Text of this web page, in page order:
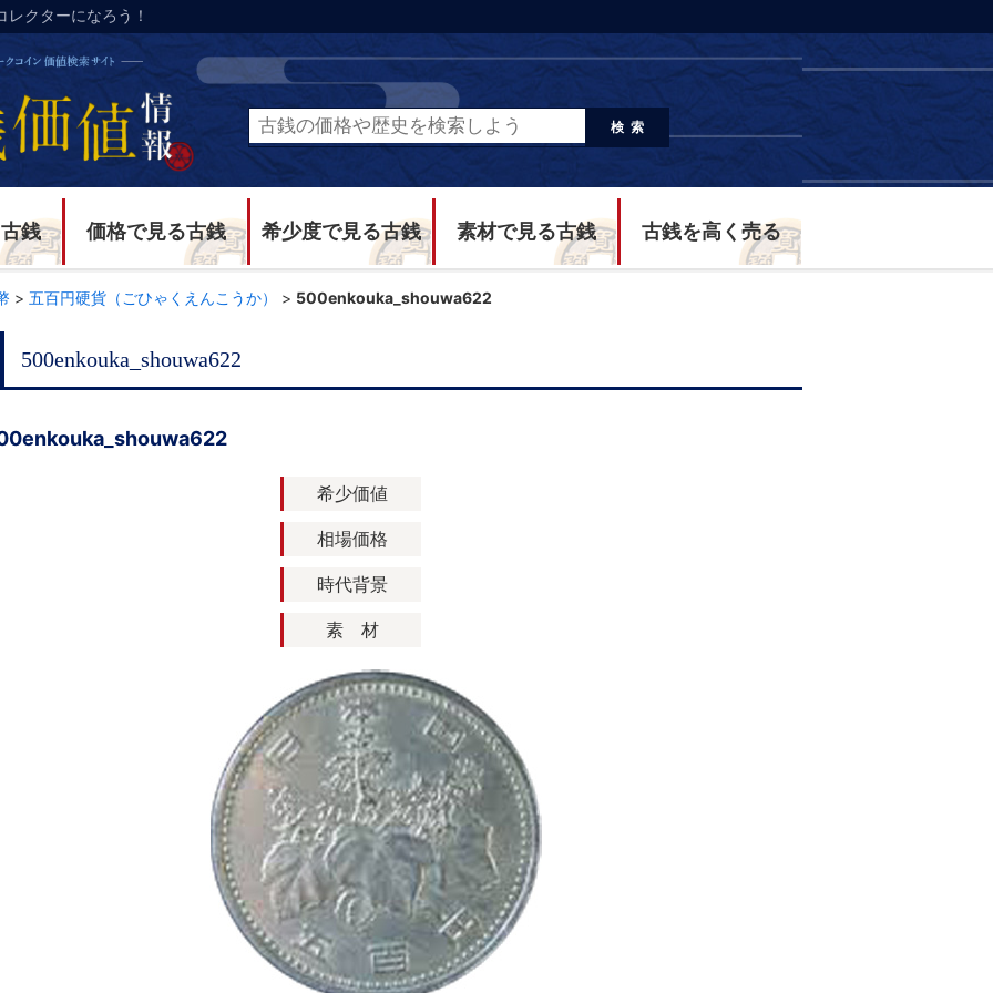
クターになろう！
検索
銭 価格で見る古銭 希少度で見る古銭 素材で見る古銭 古銭を高く売る
> 五百円硬貨（ごひゃくえんこうか） > 500enkouka_shouwa622
500enkouka_shouwa622
希少価値
相場価格
時代背景
素 材